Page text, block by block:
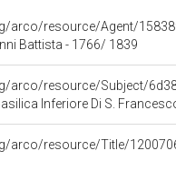
arco/resource/Agent/
Battista - 1766/ 1839
arco/resource/Subject/
Inferiore Di S.
arco/resource/Title/